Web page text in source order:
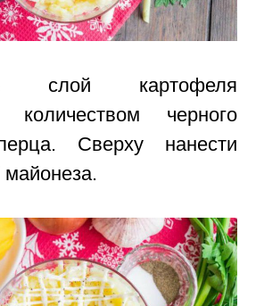
слой картофеля
количеством черного
Сверху нанести
майонеза.